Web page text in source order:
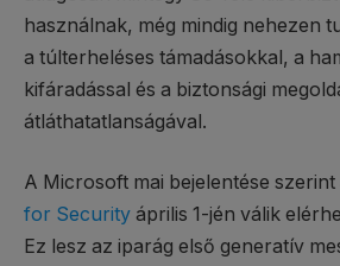
használnak, még mindig nehezen
a túlterheléses támadásokkal, a
kifáradással és a biztonsági
átláthatatlanságával.
A Microsoft mai bejelentése szerint
for Security április 1-jén válik
Ez lesz az iparág első generatív